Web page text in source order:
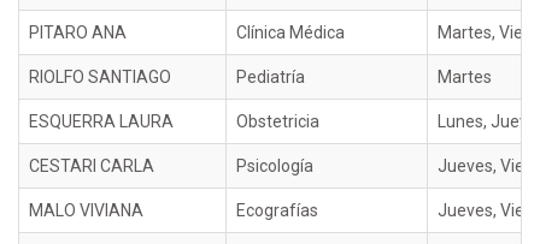
PITARO ANA Clínica Médica Martes,
RIOLFO SANTIAGO Pediatría Martes
ESQUERRA LAURA Obstetricia Lunes,
CESTARI CARLA Psicología Jueves,
MALO VIVIANA Ecografías Jueves,